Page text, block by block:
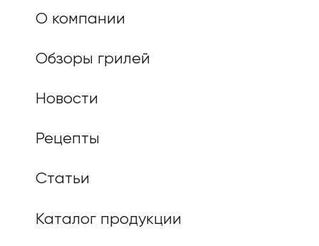
О компании
Обзоры грилей
Новости
Рецепты
Статьи
Каталог продукции